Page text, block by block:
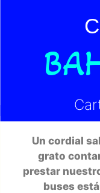
Un cordial
grato
prestar
buses